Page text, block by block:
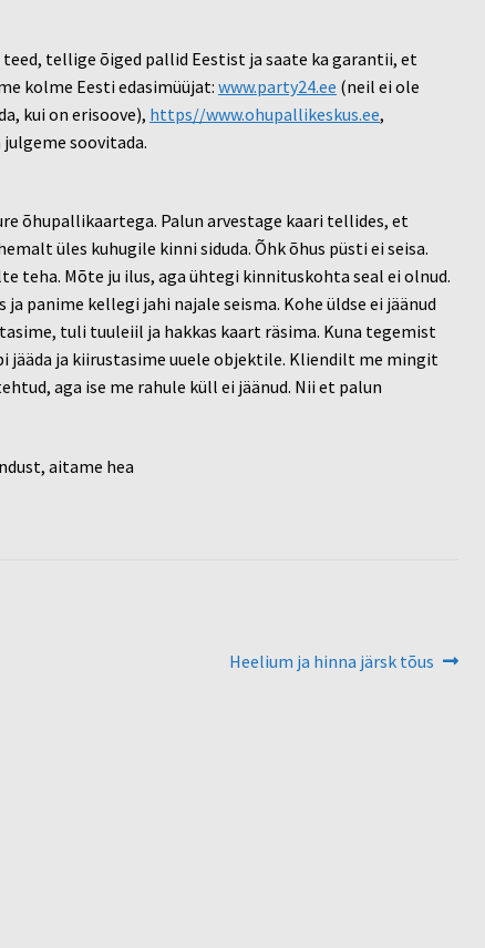
tellige õiged pallid Eestist ja saate ka garantii, et
kolme Eesti edasimüüjat:www.party24.ee (neil ei ole
kui on erisoove), https//www.ohupallikeskus.ee,
soovitada.
õhupallikaartega. Palun arvestage kaari tellides, et
üles kuhugile kinni siduda. Õhk õhus püsti ei seisa.
teha. Mõte ju ilus, aga ühtegi kinnituskohta seal ei olnud.
panime kellegi jahi najale seisma. Kohe üldse ei jäänud
tuli tuuleiil ja hakkas kaart räsima. Kuna tegemist
jääda ja kiirustasime uuele objektile. Kliendilt me mingit
aga ise me rahule küll ei jäänud. Nii et palun
aitame hea
Järgmine
Heelium ja hinna järsk tõus